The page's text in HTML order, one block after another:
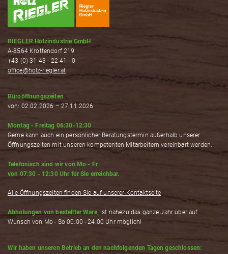
RIEGLER Holzindustrie GmbH
A-8564 Krottendorf 219
+43 (0) 31 43 - 22 41 - 0
office@holz-riegler.at
Büroöffnungszeiten
von: 02.02.2026 – 27.11.2026
Montag - Freitag 06:30-12:30
Gerne kann auch ein persönlicher Beratungstermin außerhalb unserer
Öffnungszeiten mit unseren kompetenten Mitarbeitern vereinbart werden.
Telefonisch sind wir von Mo - Fr
von 07:30 - 12:30 Uhr für Sie erreichbar.
Alle Öffnungszeiten finden Sie auf unserer Kontaktseite
Abholungen von bestellter Ware, ist nahezu das ganze Jahr über auf
Wunsch von Mo - So 00:00 - 24:00 Uhr möglich!
Wir haben unseren Betrieb an den nachfolgenden Tagen geschlossen: